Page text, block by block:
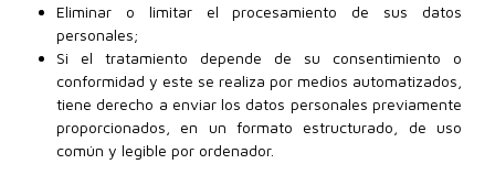
Eliminar o limitar el procesamiento de sus datos
personales;
Si el tratamiento depende de su consentimiento o
conformidad y este se realiza por medios automatizados,
tiene derecho a enviar los datos personales previamente
proporcionados, en un formato estructurado, de uso
común y legible por ordenador.